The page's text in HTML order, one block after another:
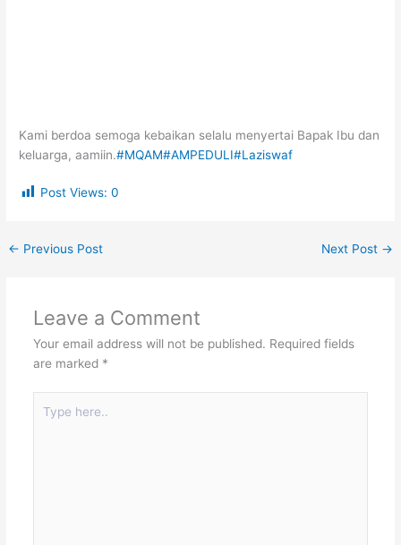
Kami berdoa semoga kebaikan selalu menyertai Bapak Ibu dan
keluarga, aamiin.#MQAM#AMPEDULI#Laziswaf
Post Views: 0
← Previous Post Next Post →
Leave a Comment
Your email address will not be published. Required fields
are marked *
here..